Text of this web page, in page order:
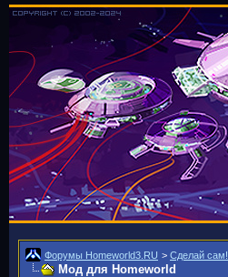
Форумы Homeworld3.RU > Сделай сам!
Мод для Homeworld